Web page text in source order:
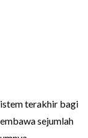
terakhir bagi
sejumlah